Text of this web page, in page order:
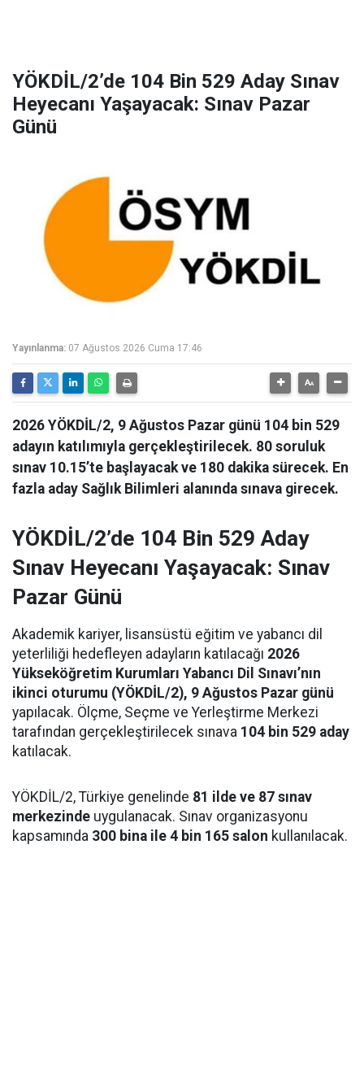
YÖKDİL/2’de 104 Bin 529 Aday Sınav
Heyecanı Yaşayacak: Sınav Pazar
Günü
Yayınlanma: 07 Ağustos 2026 Cuma 17:46
2026 YÖKDİL/2, 9 Ağustos Pazar günü 104 bin 529
adayın katılımıyla gerçekleştirilecek. 80 soruluk
sınav 10.15’te başlayacak ve 180 dakika sürecek. En
fazla aday Sağlık Bilimleri alanında sınava girecek.
YÖKDİL/2’de 104 Bin 529 Aday
Sınav Heyecanı Yaşayacak: Sınav
Pazar Günü
Akademik kariyer, lisansüstü eğitim ve yabancı dil
yeterliliği hedefleyen adayların katılacağı 2026
Yükseköğretim Kurumları Yabancı Dil Sınavı’nın
ikinci oturumu (YÖKDİL/2), 9 Ağustos Pazar günü
yapılacak. Ölçme, Seçme ve Yerleştirme Merkezi
tarafından gerçekleştirilecek sınava 104 bin 529 aday
katılacak.
YÖKDİL/2, Türkiye genelinde 81 ilde ve 87 sınav
merkezinde uygulanacak. Sınav organizasyonu
kapsamında 300 bina ile 4 bin 165 salon kullanılacak.